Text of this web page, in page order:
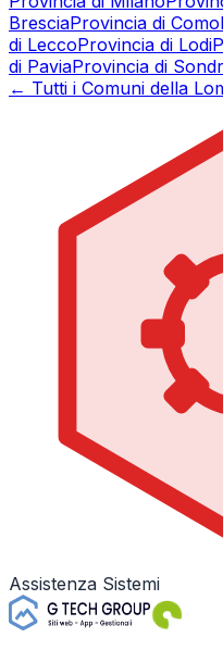
BresciaProvincia di Como
di LeccoProvincia di Lodi
di PaviaProvincia di
← Tutti i Comuni della
Assistenza Sistemi